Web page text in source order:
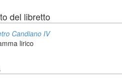
del libretto
Candiano IV
lirico